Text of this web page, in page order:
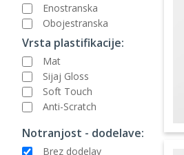
Enostranska
Obojestranska
Vrsta plastifikacije:
Mat
Sijaj Gloss
Soft Touch
Anti-Scratch
Notranjost - dodelave:
Brez dodelav